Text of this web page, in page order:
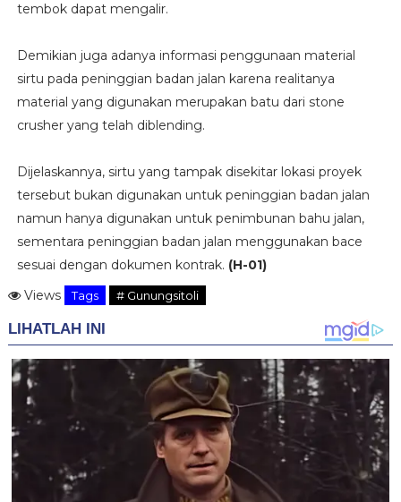
tembok dapat mengalir.
Demikian juga adanya informasi penggunaan material
sirtu pada peninggian badan jalan karena realitanya
material yang digunakan merupakan batu dari stone
crusher yang telah diblending.
Dijelaskannya, sirtu yang tampak disekitar lokasi proyek
tersebut bukan digunakan untuk peninggian badan jalan
namun hanya digunakan untuk penimbunan bahu jalan,
sementara peninggian badan jalan menggunakan bace
sesuai dengan dokumen kontrak. (H-01)
Views
Tags # Gunungsitoli